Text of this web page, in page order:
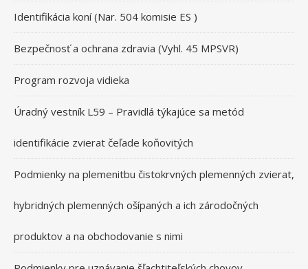
Identifikácia koní (Nar. 504 komisie ES )
Bezpečnosť a ochrana zdravia (Vyhl. 45 MPSVR)
Program rozvoja vidieka
Úradný vestník L59 – Pravidlá týkajúce sa metód
identifikácie zvierat čeľade koňovitých
Podmienky na plemenitbu čistokrvných plemenných zvierat,
hybridných plemenných ošípaných a ich zárodočných
produktov a na obchodovanie s nimi